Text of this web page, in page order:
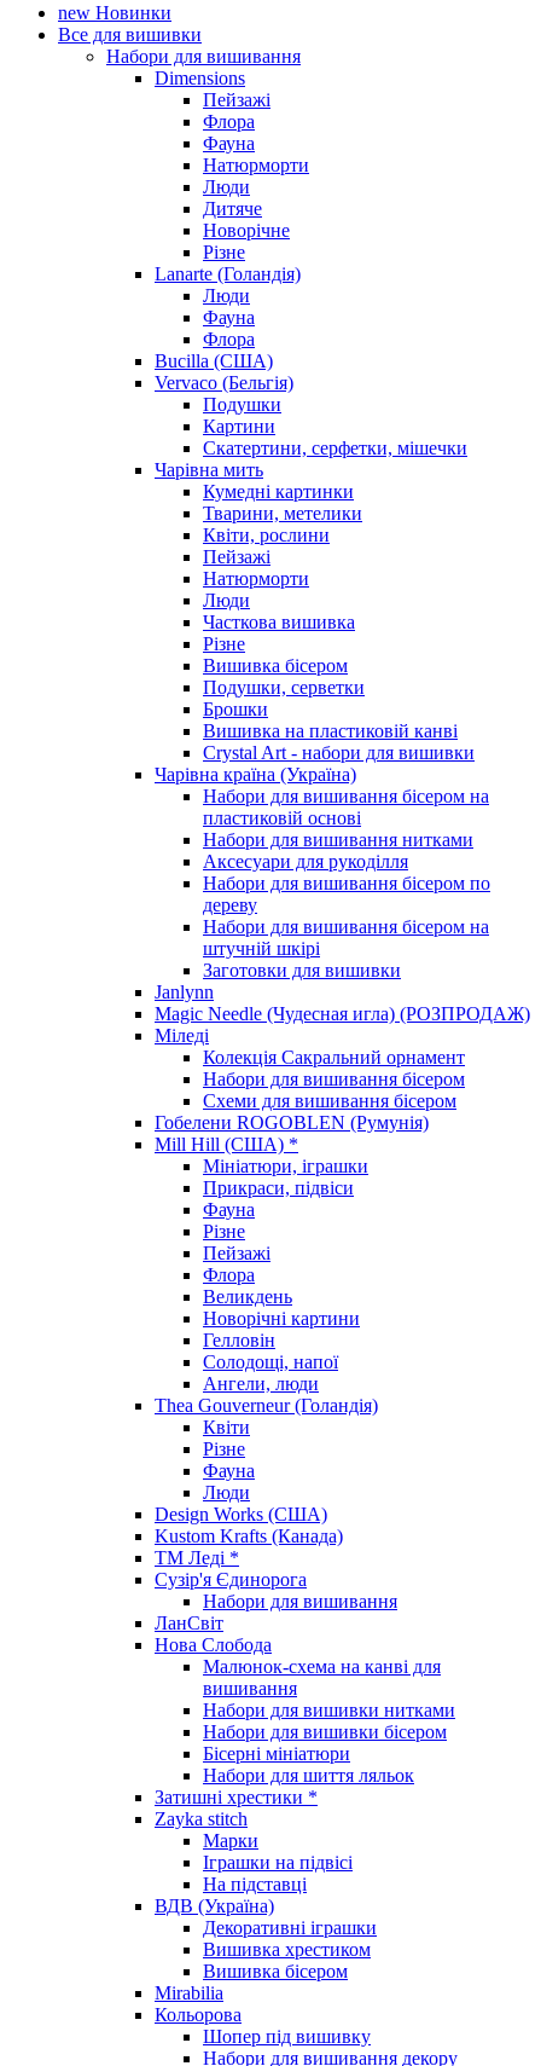
new Новинки
Все для вишивки
Набори для вишивання
Dimensions
Пейзажі
Флора
Фауна
Натюрморти
Люди
Дитяче
Новорічне
Різне
Lanarte (Голандія)
Люди
Фауна
Флора
Bucilla (США)
Vervaco (Бельгія)
Подушки
Картини
Скатертини, серфетки, мішечки
Чарiвна мить
Кумедні картинки
Тварини, метелики
Квіти, рослини
Пейзажі
Натюрморти
Люди
Часткова вишивка
Різне
Вишивка бісером
Подушки, серветки
Брошки
Вишивка на пластиковій канві
Crystal Art - набори для вишивки
Чарівна країна (Україна)
Набори для вишивання бісером на
пластиковій основі
Набори для вишивання нитками
Аксесуари для рукоділля
Набори для вишивання бісером по
дереву
Набори для вишивання бісером на
штучній шкірі
Заготовки для вишивки
Janlynn
Magic Needle (Чудесная игла) (РОЗПРОДАЖ)
Міледі
Колекція Сакральний орнамент
Набори для вишивання бісером
Схеми для вишивання бісером
Гобелени ROGOBLEN (Румунія)
Mill Hill (США) *
Мініатюри, іграшки
Прикраси, підвіси
Фауна
Різне
Пейзажі
Флора
Великдень
Новорічні картини
Гелловін
Солодощі, напої
Ангели, люди
Thea Gouverneur (Голандія)
Квіти
Різне
Фауна
Люди
Design Works (США)
Kustom Krafts (Канада)
ТМ Леді *
Сузір'я Єдинорога
Набори для вишивання
ЛанСвіт
Нова Слобода
Малюнок-схема на канві для
вишивання
Набори для вишивки нитками
Набори для вишивки бісером
Бісерні мініатюри
Набори для шиття ляльок
Затишні хрестики *
Zayka stitch
Марки
Іграшки на підвісі
На підставці
ВДВ (Україна)
Декоративні іграшки
Вишивка хрестиком
Вишивка бісером
Mirabilia
Кольорова
Шопер під вишивку
Набори для вишивання декору